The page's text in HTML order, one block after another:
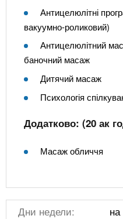
Антицелюлітні
вакуумно-роликовий)
Антицелюлітний
баночний масаж
Дитячий масаж
Психологія
Додатково: (20 ак
Масаж обличчя
Дни недели: